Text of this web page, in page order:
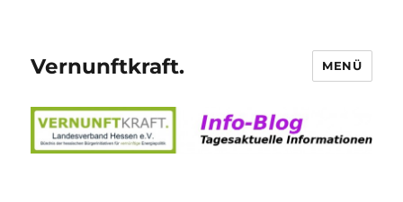
Vernunftkraft. MENÜ